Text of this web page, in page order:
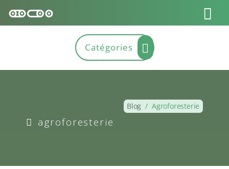
Blog / Agroforesterie
agroforesterie